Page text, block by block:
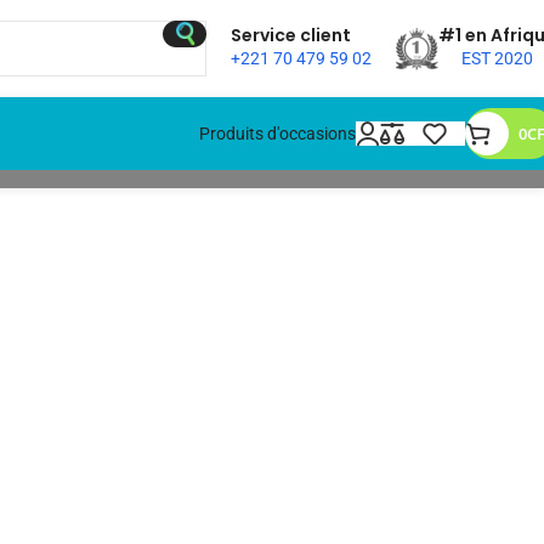
Service client
+221 70 479 59 02
#1 en
EST 2020
Produits d'occasions 0